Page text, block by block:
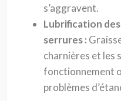
s’aggravent.
Lubrification
serrures :
charnières et les
fonctionnement
problèmes